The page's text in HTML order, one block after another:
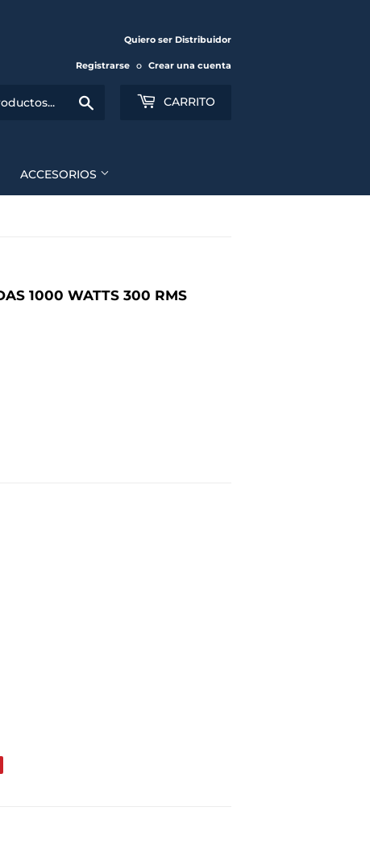
Quiero ser Distribuidor
Registrarse o Crear una cuenta
CARRITO
ACCESORIOS
1000 WATTS 300 RMS